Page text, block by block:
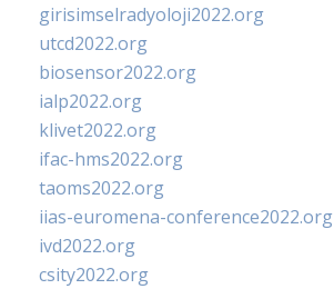
girisimselradyoloji2022.org
utcd2022.org
biosensor2022.org
ialp2022.org
klivet2022.org
ifac-hms2022.org
taoms2022.org
iias-euromena-conference2022.org
ivd2022.org
csity2022.org